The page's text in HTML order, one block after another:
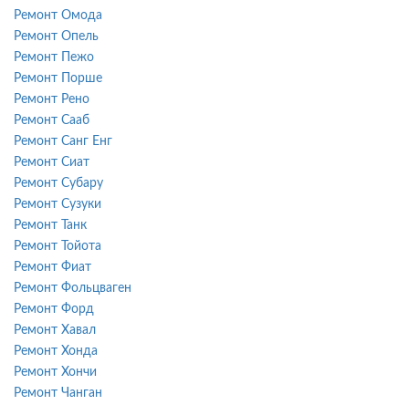
Ремонт Омода
Ремонт Опель
Ремонт Пежо
Ремонт Порше
Ремонт Рено
Ремонт Сааб
Ремонт Санг Енг
Ремонт Сиат
Ремонт Субару
Ремонт Сузуки
Ремонт Танк
Ремонт Тойота
Ремонт Фиат
Ремонт Фольцваген
Ремонт Форд
Ремонт Хавал
Ремонт Хонда
Ремонт Хончи
Ремонт Чанган